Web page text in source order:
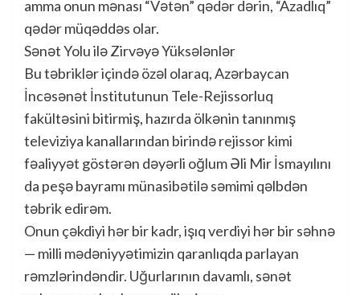
amma onun mənası “Vətən” qədər dərin, “Azadlıq”
qədər müqəddəs olar.
Sənət Yolu ilə Zirvəyə Yüksələnlər
Bu təbriklər içində özəl olaraq, Azərbaycan
İncəsənət İnstitutunun Tele-Rejissorluq
fakültəsini bitirmiş, hazırda ölkənin tanınmış
televiziya kanallarından birində rejissor kimi
fəaliyyət göstərən dəyərli oğlum Əli Mir İsmayılını
da peşə bayramı münasibətilə səmimi qəlbdən
təbrik edirəm.
Onun çəkdiyi hər bir kadr, işıq verdiyi hər bir səhnə
— milli mədəniyyətimizin qaranlıqda parlayan
rəmzlərindəndir. Uğurlarının davamlı, sənət